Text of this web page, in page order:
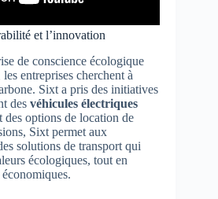
et l’innovation
de conscience écologique
entreprises cherchent à
Sixt a pris des initiatives
des véhicules électriques
options de location de
Sixt permet aux
solutions de transport qui
écologiques, tout en